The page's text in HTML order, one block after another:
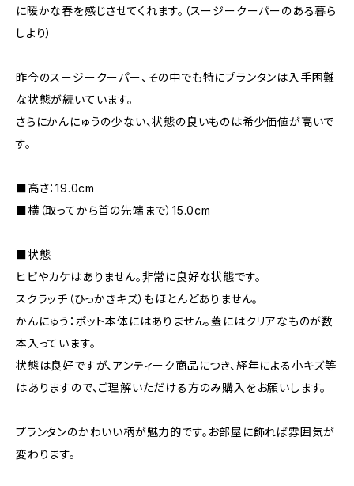
に暖かな春を感じさせてくれます。（スージークーパーのある暮ら
しより）
昨今のスージークーパー、その中でも特にプランタンは入手困難
な状態が続いています。
さらにかんにゅうの少ない、状態の良いものは希少価値が高いで
す。
■高さ：19.0cm
■横（取ってから首の先端まで）15.0cm
■状態
ヒビやカケはありません。非常に良好な状態です。
スクラッチ（ひっかきキズ）もほとんどありません。
かんにゅう：ポット本体にはありません。蓋にはクリアなものが数
本入っています。
状態は良好ですが、アンティーク商品につき、経年による小キズ等
はありますので、ご理解いただける方のみ購入をお願いします。
プランタンのかわいい柄が魅力的です。お部屋に飾れば雰囲気が
変わります。